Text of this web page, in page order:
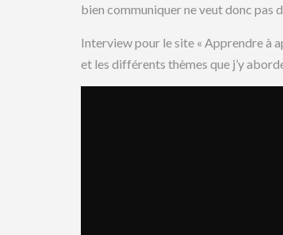
bien communiquer ne veut donc pas
Interview pour le site « Apprendre à
et les différents thèmes que j’y